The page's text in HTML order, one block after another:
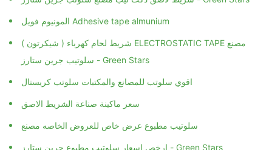
المونيوم فويل Adhesive tape almunium
شريط لحام كهرباء ( شيكرتون ) ELECTROSTATIC TAPE مصنع
سلوتيب جرين ستارز - Green Stars
اقوي سلوتب للمصانع والمكتبات سلوتب كريستال
سعر ماكينة صناعة الشريط الاصق
سلوتيب مطبوع عرض خاص للعروض الخاصه مصنع
ارخص اسعار سلوتيب مطبوع جرين ستارز - Green Stars